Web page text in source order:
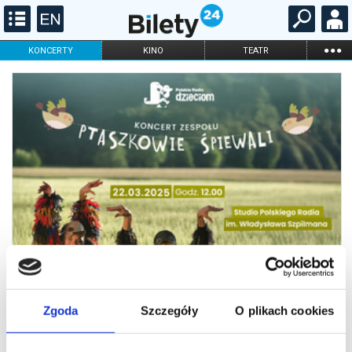
Zgoda Szczegóły O plikach cookies
KONCERTY KINO TEATR ...
FILHARMONIA OPERA I BALET
DLA DZIECI
ONLINE
Koncert zespołu „Ptaszkowie